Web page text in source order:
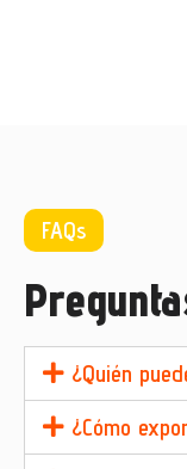
FAQs
¿Quién
¿Cómo